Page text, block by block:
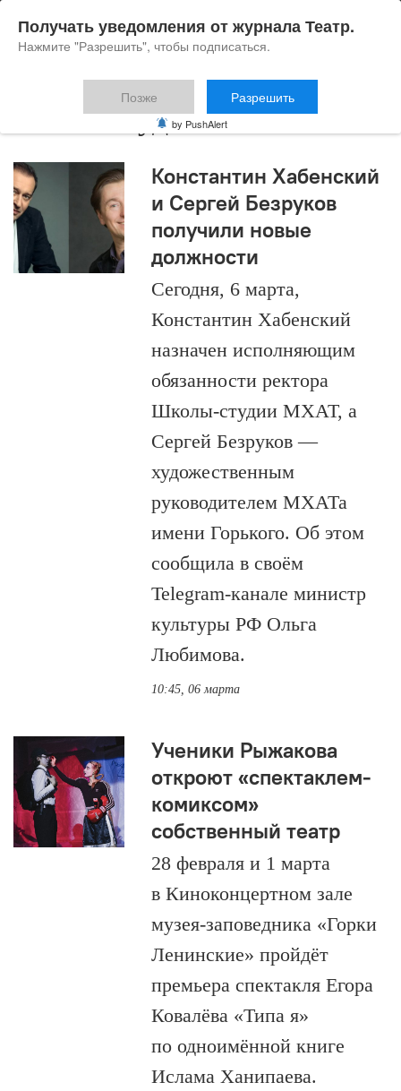
школа-студия МХАТ
Константин Хабенский
и Сергей Безруков
получили новые
должности
Сегодня, 6 марта,
Константин Хабенский
назначен исполняющим
обязанности ректора
Школы-студии МХАТ, а
Сергей Безруков —
художественным
руководителем МХАТа
имени Горького. Об этом
сообщила в своём
Telegram-канале министр
культуры РФ Ольга
Любимова.
10:45, 06 марта
Ученики Рыжакова
откроют «спектаклем-
комиксом»
собственный театр
28 февраля и 1 марта
в Киноконцертном зале
музея-заповедника «Горки
Ленинские» пройдёт
премьера спектакля Егора
Ковалёва «Типа я»
по одноимённой книге
Ислама Ханипаева.
Получать уведомления от журнала Театр.
Нажмите "Разрешить", чтобы подписаться.
Позже Разрешить
by PushAlert